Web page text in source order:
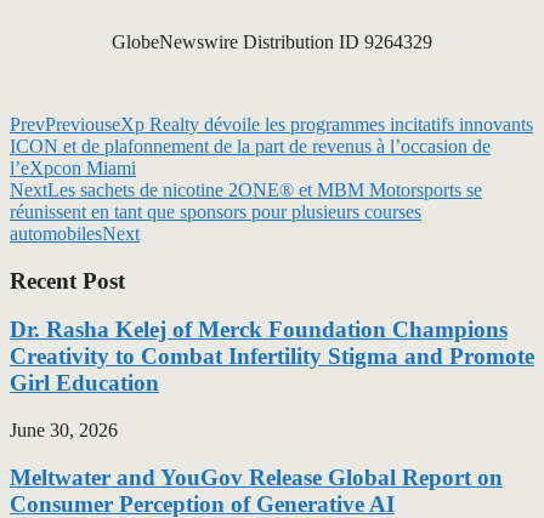
GlobeNewswire Distribution ID 9264329
PrevPreviouseXp Realty dévoile les programmes incitatifs innovants
ICON et de plafonnement de la part de revenus à l’occasion de
l’eXpcon Miami
NextLes sachets de nicotine 2ONE® et MBM Motorsports se
réunissent en tant que sponsors pour plusieurs courses
automobilesNext
Recent Post
Dr. Rasha Kelej of Merck Foundation Champions
Creativity to Combat Infertility Stigma and Promote
Girl Education
June 30, 2026
Meltwater and YouGov Release Global Report on
Consumer Perception of Generative AI